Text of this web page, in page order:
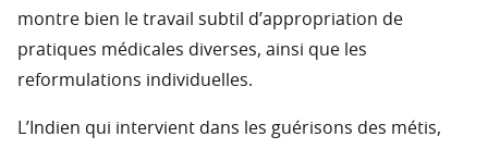
montre bien le travail subtil d’appropriation de
pratiques médicales diverses, ainsi que les
reformulations individuelles.
L’Indien qui intervient dans les guérisons des métis,